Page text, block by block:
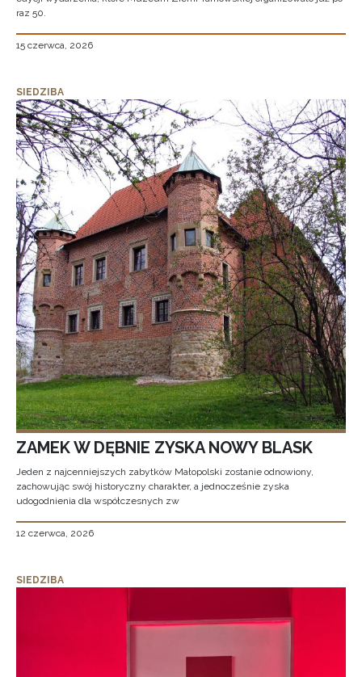
raz 50.
15 czerwca, 2026
SIEDZIBA
ZAMEK W DĘBNIE ZYSKA NOWY BLASK
Jeden z najcenniejszych zabytków Małopolski zostanie odnowiony,
zachowując swój historyczny charakter, a jednocześnie zyska
udogodnienia dla współczesnych zw
12 czerwca, 2026
SIEDZIBA